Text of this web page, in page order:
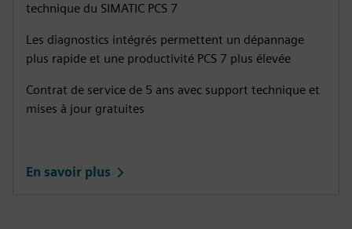
technique du SIMATIC PCS 7
Les diagnostics intégrés permettent un dépannage
plus rapide et une productivité PCS 7 plus élevée
Contrat de service de 5 ans avec support technique et
mises à jour gratuites
En savoir plus